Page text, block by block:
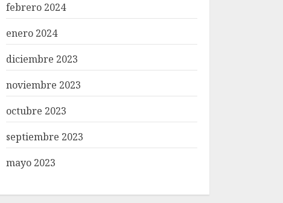
febrero 2024
enero 2024
diciembre 2023
noviembre 2023
octubre 2023
septiembre 2023
mayo 2023